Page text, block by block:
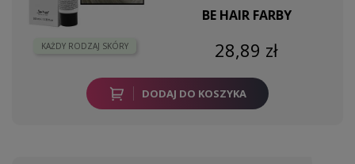
KAŻDY RODZAJ SKÓRY
BE HAIR FARBY
28,89 zł
DODAJ DO KOSZYKA